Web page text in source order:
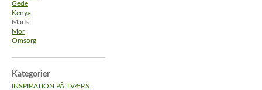
Gede
Kenya
Marts
Mor
Omsorg
Kategorier
INSPIRATION PÅ TVÆRS